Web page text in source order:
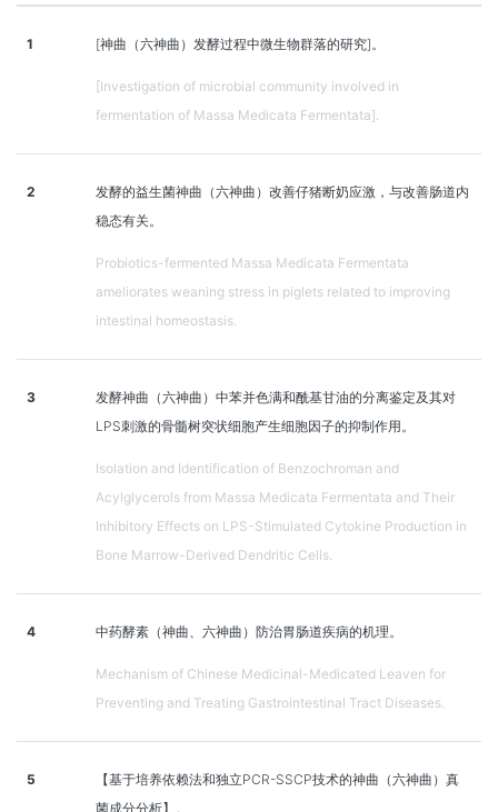
1 [神曲（六神曲）发酵过程中微生物群落的研究]。
[Investigation of microbial community involved in
fermentation of Massa Medicata Fermentata].
2
发酵的益生菌神曲（六神曲）改善仔猪断奶应激，与改善肠道内
稳态有关。
Probiotics-fermented Massa Medicata Fermentata
ameliorates weaning stress in piglets related to improving
intestinal homeostasis.
3
发酵神曲（六神曲）中苯并色满和酰基甘油的分离鉴定及其对
LPS刺激的骨髓树突状细胞产生细胞因子的抑制作用。
Isolation and Identification of Benzochroman and
Acylglycerols from Massa Medicata Fermentata and Their
Inhibitory Effects on LPS-Stimulated Cytokine Production in
Bone Marrow-Derived Dendritic Cells.
4 中药酵素（神曲、六神曲）防治胃肠道疾病的机理。
Mechanism of Chinese Medicinal-Medicated Leaven for
Preventing and Treating Gastrointestinal Tract Diseases.
5
【基于培养依赖法和独立PCR-SSCP技术的神曲（六神曲）真
菌成分分析】。